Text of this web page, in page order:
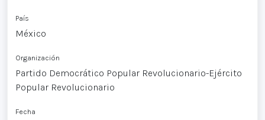
País
México
Organización
Partido Democrático Popular Revolucionario-Ejército
Popular Revolucionario
Fecha